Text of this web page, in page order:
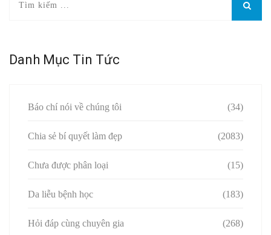
Danh Mục Tin Tức
Báo chí nói về chúng tôi (34)
Chia sẻ bí quyết làm đẹp (2083)
Chưa được phân loại (15)
Da liễu bệnh học (183)
Hỏi đáp cùng chuyên gia (268)